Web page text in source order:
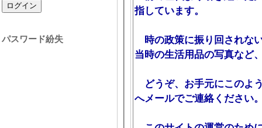
パスワード紛失
指しています。
時の政策に振り回されな
当時の生活用品の写真など
どうぞ、お手元にこのよ
へメールでご連絡ください